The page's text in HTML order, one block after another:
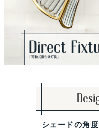
シェードの角